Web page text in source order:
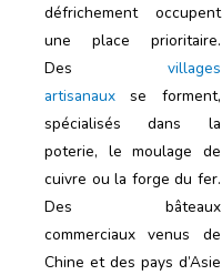
défrichement occupent
une place prioritaire.
Des villages
artisanaux se forment,
spécialisés dans la
poterie, le moulage de
cuivre ou la forge du fer.
Des bâteaux
commerciaux venus de
Chine et des pays d’Asie